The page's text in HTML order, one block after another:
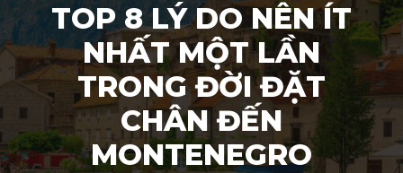
TOP 8 LÝ DO NÊN ÍT
NHẤT MỘT LẦN
TRONG ĐỜI ĐẶT
CHÂN ĐẾN
MONTENEGRO